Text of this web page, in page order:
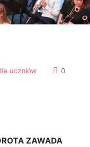
uczniów 0
ZAWADA